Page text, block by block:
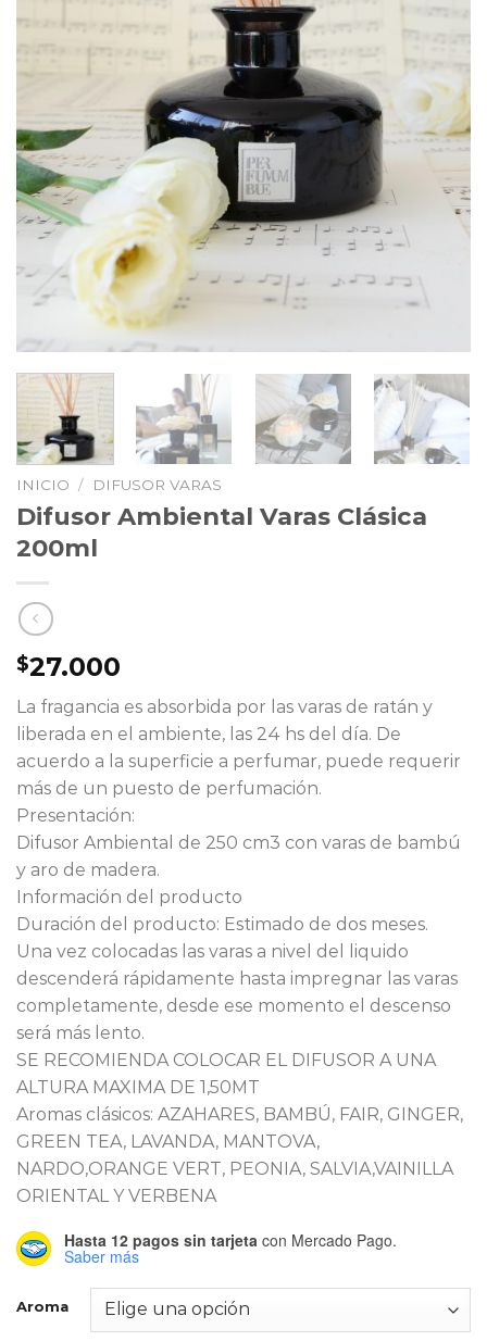
INICIO / DIFUSOR VARAS
Difusor Ambiental Varas Clásica
200ml
$27.000
La fragancia es absorbida por las varas de ratán y
liberada en el ambiente, las 24 hs del día. De
acuerdo a la superficie a perfumar, puede requerir
más de un puesto de perfumación.
Presentación:
Difusor Ambiental de 250 cm3 con varas de bambú
y aro de madera.
Información del producto
Duración del producto: Estimado de dos meses.
Una vez colocadas las varas a nivel del liquido
descenderá rápidamente hasta impregnar las varas
completamente, desde ese momento el descenso
será más lento.
SE RECOMIENDA COLOCAR EL DIFUSOR A UNA
ALTURA MAXIMA DE 1,50MT
Aromas clásicos: AZAHARES, BAMBÚ, FAIR, GINGER,
GREEN TEA, LAVANDA, MANTOVA,
NARDO,ORANGE VERT, PEONIA, SALVIA,VAINILLA
ORIENTAL Y VERBENA
Hasta 12 pagos sin tarjeta con Mercado Pago.
Saber más
Aroma